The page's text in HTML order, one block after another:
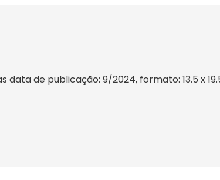
de publicação: 9/2024, formato: 13.5 x